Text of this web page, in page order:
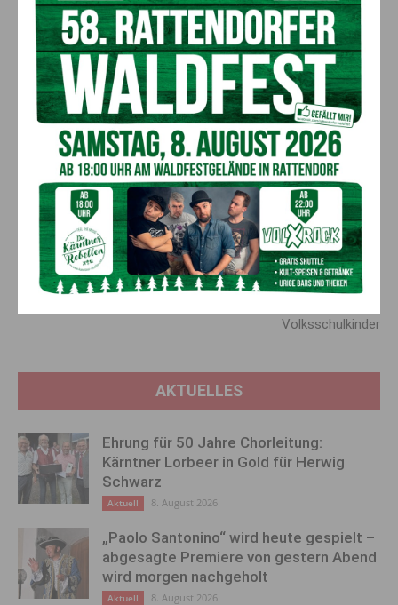
Infos und Anmeldung
Mehr Infos und Anmeldungen zu den Impfungen im Mein
Gesundheitszentrum Klagenfurt,
Kempfstraße 8 unterhttp://gesundheitskasse.at/grippeoder
unter der Telefonnummer 050766-165444.
Weitere Informationen zur Grippeimpfung und dem
Öffentlichen Impfprogramm Influenza unter
http://impfen.gv.at
Vorheriger Artikel
JHV der Wertschacher
Nächster Artikel
Theater mal anders:
Volksschulkinder
AKTUELLES
Ehrung für 50 Jahre Chorleitung:
Kärntner Lorbeer in Gold für Herwig
Schwarz
Aktuell 8. August 2026
„Paolo Santonino“ wird heute gespielt –
abgesagte Premiere von gestern Abend
wird morgen nachgeholt
Aktuell 8. August 2026